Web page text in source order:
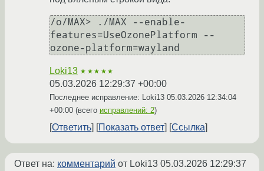
/o/MAX> ./MAX --enable-
features=UseOzonePlatform --
ozone-platform=wayland
Loki13 ★★★★★
05.03.2026 12:29:37 +00:00
Последнее исправление: Loki13 05.03.2026 12:34:04
+00:00 (всего исправлений: 2)
Ответить Показать ответ Ссылка
Ответ на: комментарий от Loki13 05.03.2026 12:29:37